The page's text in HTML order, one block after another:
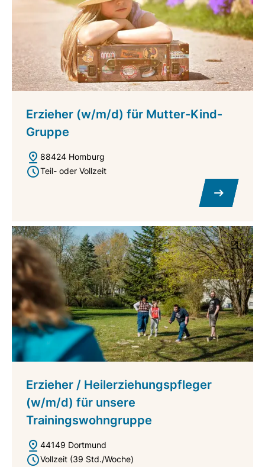
Erzieher (w/m/d) für Mutter-Kind-
Gruppe
88424 Homburg
Teil- oder Vollzeit
Erzieher / Heilerziehungspfleger
(w/m/d) für unsere
Trainingswohngruppe
44149 Dortmund
Vollzeit (39 Std./Woche)